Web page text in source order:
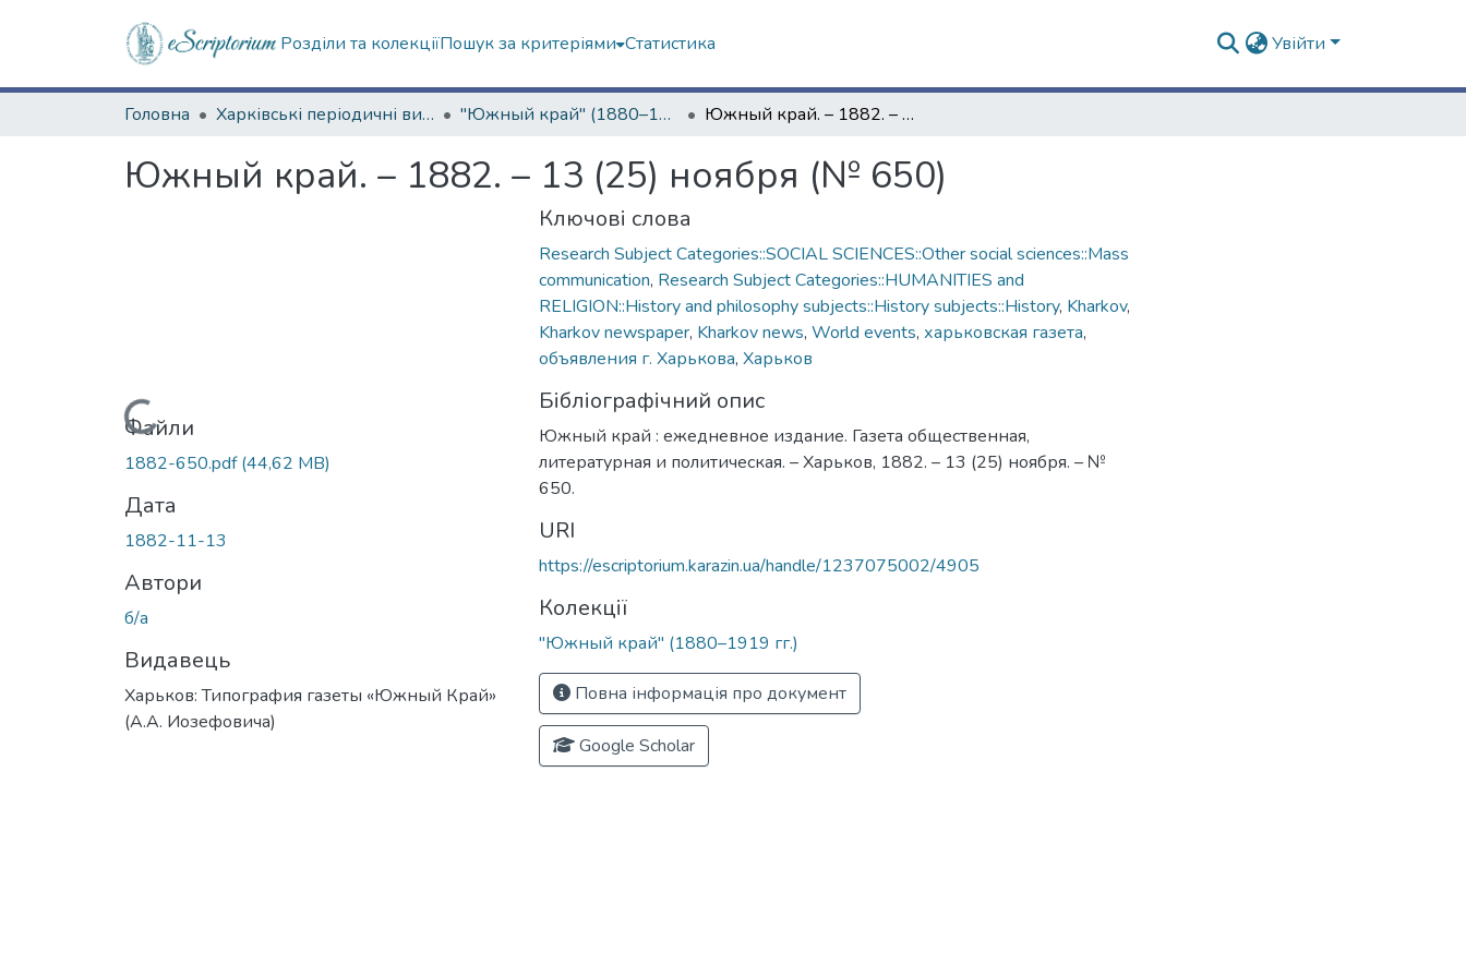
Розділи та колекціїПошук за критеріями Статистика Увійти
Головна Харківські періодичні видання "Южный край" (1880–1919 гг.) Южный край. – 1882. – 13 (25) ноября (№ 650)
Южный край. – 1882. – 13 (25) ноября (№ 650)
Вантажиться...
Файли
1882-650.pdf(44,62 MB)
Дата
1882-11-13
Автори
б/а
Видавець
Харьков: Типография газеты «Южный Край»
(А.А. Иозефовича)
Ключові слова
Research Subject Categories::SOCIAL SCIENCES::Other social sciences::Mass
communication, Research Subject Categories::HUMANITIES and
RELIGION::History and philosophy subjects::History subjects::History, Kharkov,
Kharkov newspaper, Kharkov news, World events, харьковская газета,
объявления г. Харькова, Харьков
Бібліографічний опис
Южный край : ежедневное издание. Газета общественная,
литературная и политическая. – Харьков, 1882. – 13 (25) ноября. – №
650.
URI
https://escriptorium.karazin.ua/handle/1237075002/4905
Колекції
"Южный край" (1880–1919 гг.)
Повна інформація про документ
Google Scholar